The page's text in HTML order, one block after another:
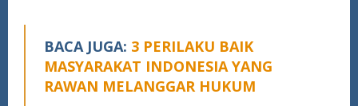
BACA JUGA: 3 PERILAKU BAIK
MASYARAKAT INDONESIA YANG
RAWAN MELANGGAR HUKUM